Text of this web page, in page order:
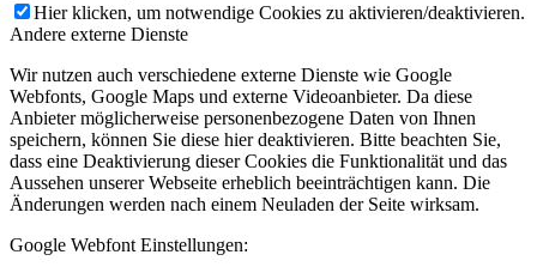
Hier klicken, um notwendige Cookies zu aktivieren/deaktivieren.
Andere externe Dienste
Wir nutzen auch verschiedene externe Dienste wie Google
Webfonts, Google Maps und externe Videoanbieter. Da diese
Anbieter möglicherweise personenbezogene Daten von Ihnen
speichern, können Sie diese hier deaktivieren. Bitte beachten Sie,
dass eine Deaktivierung dieser Cookies die Funktionalität und das
Aussehen unserer Webseite erheblich beeinträchtigen kann. Die
Änderungen werden nach einem Neuladen der Seite wirksam.
Google Webfont Einstellungen: